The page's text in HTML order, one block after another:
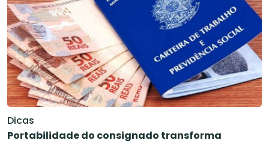
Dicas
Portabilidade do consignado transforma